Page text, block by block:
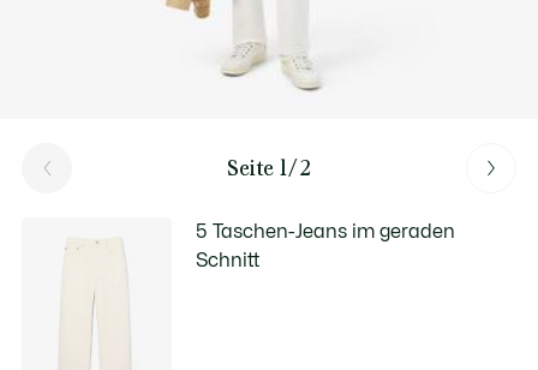
Seite 1/2
5 Taschen-Jeans im geraden
Schnitt